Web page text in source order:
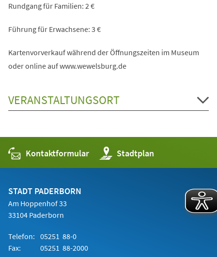
Rundgang für Familien: 2 €
Führung für Erwachsene: 3 €
Kartenvorverkauf während der Öffnungszeiten im Museum
oder online auf www.wewelsburg.de
VERANSTALTUNGSORT
Kontaktformular Stadtplan
(Öffnet
in
einem
STADT PADERBORN
Am Hoppenhof 33
33104 Paderborn
Telefon: 05251 88-0
Fax:
05251 88-2000